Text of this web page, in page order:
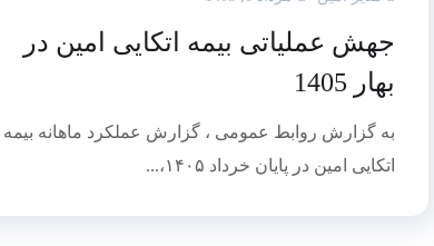
جهش عملیاتی بیمه اتکایی امین در
بهار 1405
به گزارش روابط عمومی ، گزارش عملکرد ماهانه بیمه
اتکایی امین در پایان خرداد ۱۴۰۵،...